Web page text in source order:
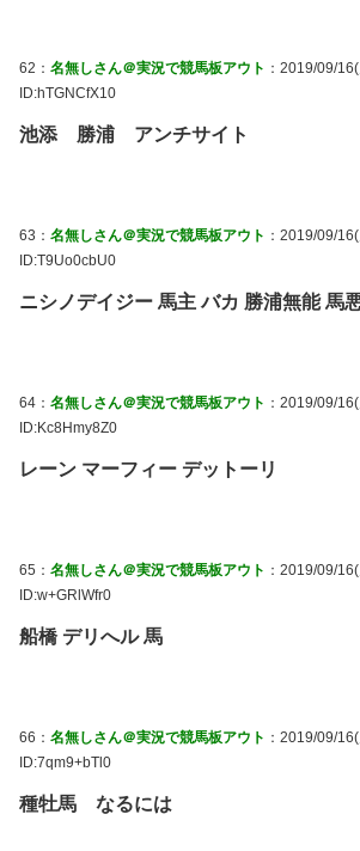
62： 名無しさん＠実況で競馬板アウト ：2019/09/
ID:hTGNCfX10
池添 勝浦 アンチサイト
63： 名無しさん＠実況で競馬板アウト ：2019/09/
ID:T9Uo0cbU0
ニシノデイジー 馬主 バカ 勝浦無能 馬
64： 名無しさん＠実況で競馬板アウト ：2019/09/
ID:Kc8Hmy8Z0
レーン マーフィー デットーリ
65： 名無しさん＠実況で競馬板アウト ：2019/09/
ID:w+GRlWfr0
船橋 デリへル 馬
66： 名無しさん＠実況で競馬板アウト ：2019/09/
ID:7qm9+bTl0
種牡馬 なるには